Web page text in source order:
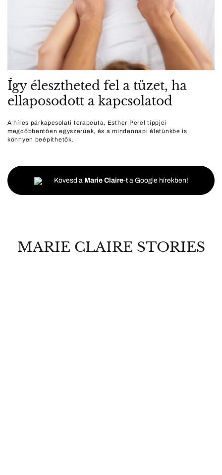
Így élesztheted fel a tüzet, ha
ellaposodott a kapcsolatod
A híres párkapcsolati terapeuta, Esther Perel tippjei
megdöbbentően egyszerűek, és a mindennapi életünkbe is
könnyen beépíthetők.
Kövesd a Marie Claire-t a Google hírekben!
MARIE CLAIRE STORIES